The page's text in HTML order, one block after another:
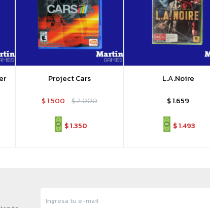
Project Cars
$1.500 $2.000
$1.350
L.A.Noire
$1.659
$1.493